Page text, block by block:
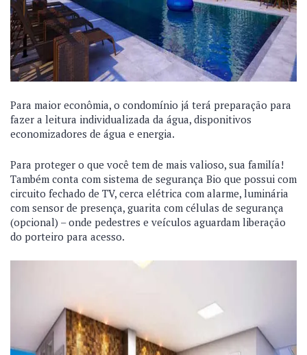
Para maior econômia, o condomínio já terá preparação para
fazer a leitura individualizada da água, disponitivos
economizadores de água e energia.
Para proteger o que você tem de mais valioso, sua familía!
Também conta com sistema de segurança Bio que possui com
circuito fechado de TV, cerca elétrica com alarme, luminária
com sensor de presença, guarita com células de segurança
(opcional) – onde pedestres e veículos aguardam liberação
do porteiro para acesso.